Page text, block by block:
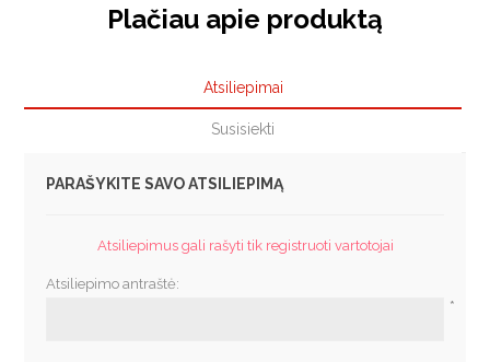
Plačiau apie produktą
Atsiliepimai
Susisiekti
PARAŠYKITE SAVO ATSILIEPIMĄ
Atsiliepimus gali rašyti tik registruoti vartotojai
Atsiliepimo antraštė:
*